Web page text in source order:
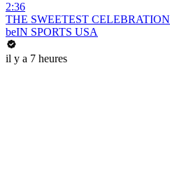
2:36
THE SWEETEST CELEBRATION
beIN SPORTS USA
il y a 7 heures